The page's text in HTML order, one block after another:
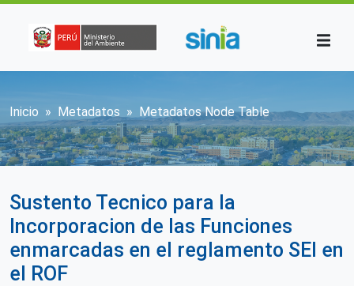
Sobrescribir enlaces de ayuda a la
Inicio Metadatos Metadatos Node Table
Sustento Tecnico para la
Incorporacion de las Funciones
enmarcadas en el reglamento SEI en
el ROF